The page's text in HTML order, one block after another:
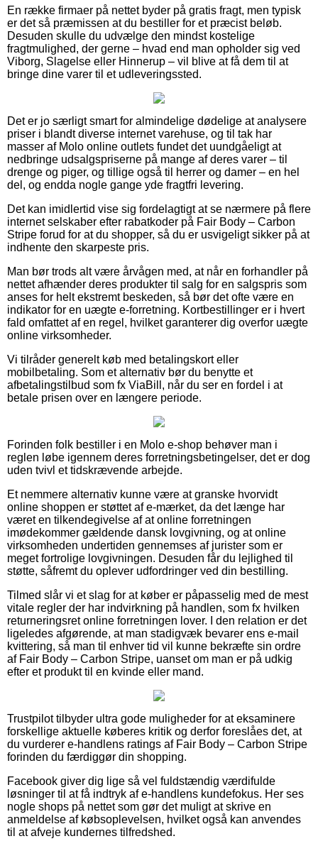
En række firmaer på nettet byder på gratis fragt, men typisk
er det så præmissen at du bestiller for et præcist beløb.
Desuden skulle du udvælge den mindst kostelige
fragtmulighed, der gerne – hvad end man opholder sig ved
Viborg, Slagelse eller Hinnerup – vil blive at få dem til at
bringe dine varer til et udleveringssted.
Det er jo særligt smart for almindelige dødelige at analysere
priser i blandt diverse internet varehuse, og til tak har
masser af Molo online outlets fundet det uundgåeligt at
nedbringe udsalgspriserne på mange af deres varer – til
drenge og piger, og tillige også til herrer og damer – en hel
del, og endda nogle gange yde fragtfri levering.
Det kan imidlertid vise sig fordelagtigt at se nærmere på flere
internet selskaber efter rabatkoder på Fair Body – Carbon
Stripe forud for at du shopper, så du er usvigeligt sikker på at
indhente den skarpeste pris.
Man bør trods alt være årvågen med, at når en forhandler på
nettet afhænder deres produkter til salg for en salgspris som
anses for helt ekstremt beskeden, så bør det ofte være en
indikator for en uægte e-forretning. Kortbestillinger er i hvert
fald omfattet af en regel, hvilket garanterer dig overfor uægte
online virksomheder.
Vi tilråder generelt køb med betalingskort eller
mobilbetaling. Som et alternativ bør du benytte et
afbetalingstilbud som fx ViaBill, når du ser en fordel i at
betale prisen over en længere periode.
Forinden folk bestiller i en Molo e-shop behøver man i
reglen løbe igennem deres forretningsbetingelser, det er dog
uden tvivl et tidskrævende arbejde.
Et nemmere alternativ kunne være at granske hvorvidt
online shoppen er støttet af e-mærket, da det længe har
været en tilkendegivelse af at online forretningen
imødekommer gældende dansk lovgivning, og at online
virksomheden undertiden gennemses af jurister som er
meget fortrolige lovgivningen. Desuden får du lejlighed til
støtte, såfremt du oplever udfordringer ved din bestilling.
Tilmed slår vi et slag for at køber er påpasselig med de mest
vitale regler der har indvirkning på handlen, som fx hvilken
returneringsret online forretningen lover. I den relation er det
ligeledes afgørende, at man stadigvæk bevarer ens e-mail
kvittering, så man til enhver tid vil kunne bekræfte sin ordre
af Fair Body – Carbon Stripe, uanset om man er på udkig
efter et produkt til en kvinde eller mand.
Trustpilot tilbyder ultra gode muligheder for at eksaminere
forskellige aktuelle køberes kritik og derfor foreslåes det, at
du vurderer e-handlens ratings af Fair Body – Carbon Stripe
forinden du færdiggør din shopping.
Facebook giver dig lige så vel fuldstændig værdifulde
løsninger til at få indtryk af e-handlens kundefokus. Her ses
nogle shops på nettet som gør det muligt at skrive en
anmeldelse af købsoplevelsen, hvilket også kan anvendes
til at afveje kundernes tilfredshed.